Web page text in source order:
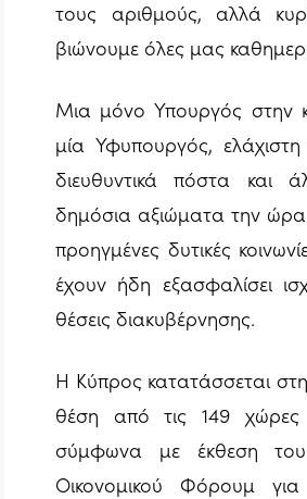
τους αριθμούς, αλλά
βιώνουμε όλες μας
Μια μόνο Υπουργός στην
μία Υφυπουργός,
διευθυντικά πόστα και
δημόσια αξιώματα την
προηγμένες δυτικές
έχουν ήδη εξασφαλίσει
θέσεις διακυβέρνησης.
Η Κύπρος κατατάσσεται
θέση από τις 149
σύμφωνα με έκθεση του
Οικονομικού Φόρουμ